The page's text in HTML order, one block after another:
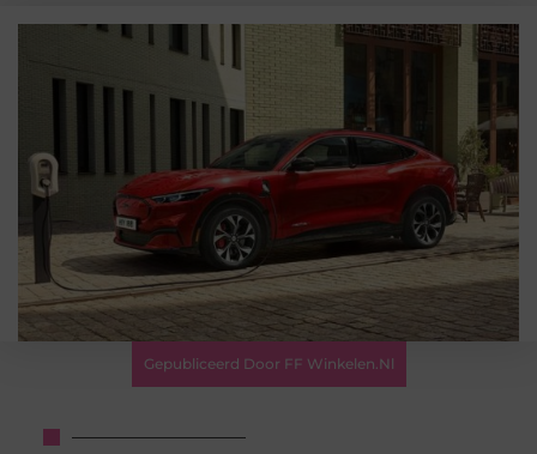
Gepubliceerd Door FF Winkelen.nl